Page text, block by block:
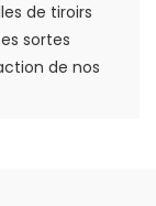
de tiroirs
sortes
de nos